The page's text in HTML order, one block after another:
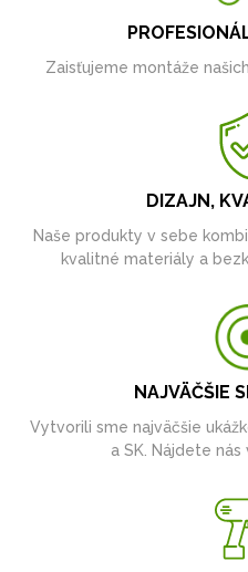
Zaisťujeme montáže
DIZAJN,
Naše produkty v sebe
kvalitné materiály a
NAJVÄČŠIE
Vytvorili sme najväčšie
a SK. Nájdete nás